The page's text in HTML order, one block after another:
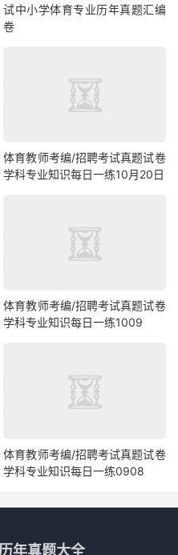
试中小学体育专业历年真题汇编
卷
体育教师考编/招聘考试真题试卷
学科专业知识每日一练10月20日
体育教师考编/招聘考试真题试卷
学科专业知识每日一练1009
体育教师考编/招聘考试真题试卷
学科专业知识每日一练0908
年真题大全